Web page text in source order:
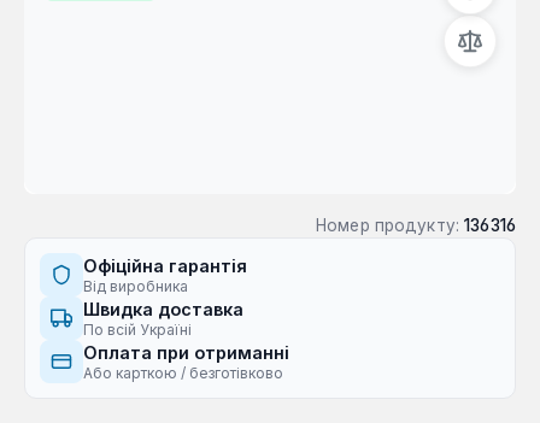
Номер продукту: 136316
Офіційна гарантія
Від виробника
Швидка доставка
По всій Україні
Оплата при отриманні
Або карткою / безготівково